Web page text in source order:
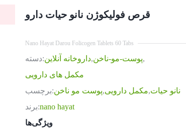
قرص فولیکوژن نانو حیات دارو
Nano Hayat Darou Folicogen Tablets 60 Tabs
دسته:داروخانه آنلاین,پوست-مو-ناخن,
مکمل های دارویی
برچسب:پوست مو ناخن,مکمل دارویی,نانو حیات
برند:nano hayat
ویژگی‌ها